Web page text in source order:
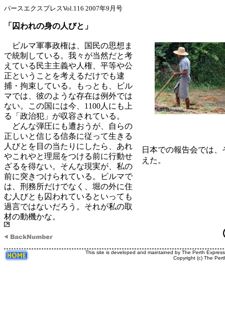
パースエクスプレスVol.116 2007年9月号
「囚われの身の人びと」
ビルマ軍事政権は、国民の思想ま
で統制している。我々が当然だと考
えている民主主義や人権、平等や公
正ということを考えるだけでも逮
捕・拘束している。もっとも、ビル
マでは、彼のような存在は例外では
ない。この国には今、1100人にも上
る「政治犯」が収容されている。
どんな弾圧にも遭おうが、自らの
正しいと信じる信条に従って生きる
人びとを目の当たりにしたら、あれ
やこれやと理屈をつける前に行動せ
ざるを得ない。そんな現実が、私の
前に突きつけられている。ビルマで
は、刑務所だけでなく、堀の外に住
む人びとも囚われているといっても
過言ではないだろう。それが私の取
材の動機かな。
日本での報告会では、
えた。
This site is developed and maintained by The Perth
Copyright (c) The